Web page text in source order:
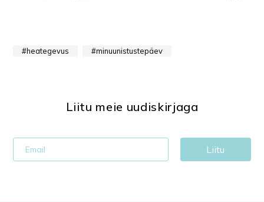
heategevus minuunistustepäev
Liitu meie uudiskirjaga
Liitu